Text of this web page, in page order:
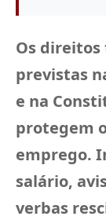
Os
previstas
e na
protegem
emprego.
salário,
verbas